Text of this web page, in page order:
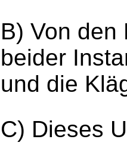
B) Von den
beider
und die
C) Dieses